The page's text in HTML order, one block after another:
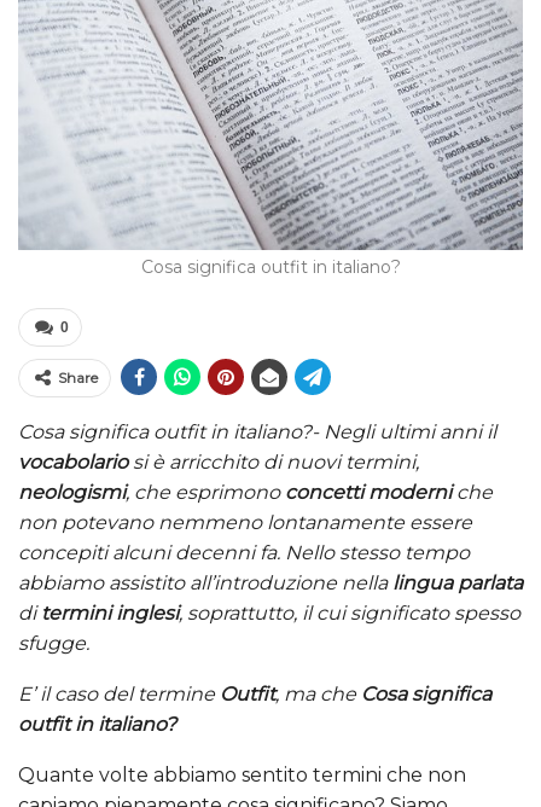
Cosa significa outfit in italiano?
0
Share
Cosa significa outfit in italiano?- Negli ultimi anni il
vocabolariosi è arricchito di nuovi termini,
neologismi, che esprimono concetti moderniche
non potevano nemmeno lontanamente essere
concepiti alcuni decenni fa. Nello stesso tempo
abbiamo assistito all’introduzione nellalingua parlata
ditermini inglesi, soprattutto, il cui significato spesso
sfugge.
E’ il caso del termine Outfit, ma che Cosa significa
outfit in italiano?
Quante volte abbiamo sentito termini che non